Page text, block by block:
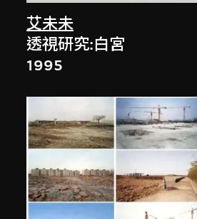
艾未未
透視研究:白宮
1995